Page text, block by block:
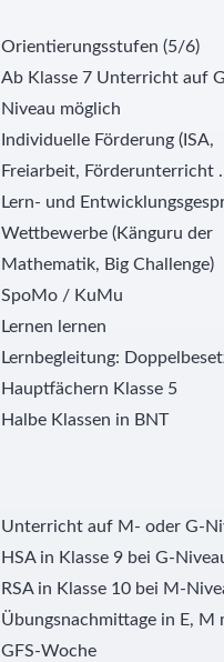
Orientierungsstufen (5/6)
Ab Klasse 7 Unterricht auf
Niveau möglich
Individuelle Förderung (ISA,
Freiarbeit, Förderunterricht
Lern- und
Wettbewerbe (Känguru der
Mathematik, Big Challenge)
SpoMo / KuMu
Lernen lernen
Lernbegleitung:
Hauptfächern Klasse 5
Halbe Klassen in BNT
Unterricht auf M- oder G-
HSA in Klasse 9 bei G-
RSA in Klasse 10 bei M-
Übungsnachmittage in E, M
GFS-Woche